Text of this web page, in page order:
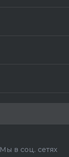
Мы в соц. сетях